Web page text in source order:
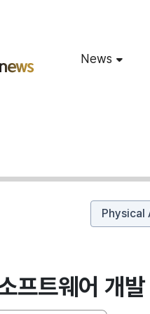
News
Physical
프트웨어 개